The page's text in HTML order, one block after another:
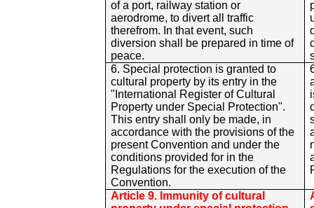
of a port, railway station or
aerodrome, to divert all traffic
therefrom. In that event, such
diversion shall be prepared in time of
peace.
6. Special protection is granted to
cultural property by its entry in the
"International Register of Cultural
Property under Special Protection".
This entry shall only be made, in
accordance with the provisions of the
present Convention and under the
conditions provided for in the
Regulations for the execution of the
Convention.
Article 9. Immunity of cultural